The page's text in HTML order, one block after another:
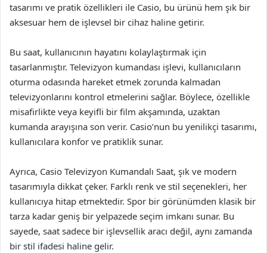
tasarımı ve pratik özellikleri ile Casio, bu ürünü hem şık bir
aksesuar hem de işlevsel bir cihaz haline getirir.
Bu saat, kullanıcının hayatını kolaylaştırmak için
tasarlanmıştır. Televizyon kumandası işlevi, kullanıcıların
oturma odasında hareket etmek zorunda kalmadan
televizyonlarını kontrol etmelerini sağlar. Böylece, özellikle
misafirlikte veya keyifli bir film akşamında, uzaktan
kumanda arayışına son verir. Casio’nun bu yenilikçi tasarımı,
kullanıcılara konfor ve pratiklik sunar.
Ayrıca, Casio Televizyon Kumandalı Saat, şık ve modern
tasarımıyla dikkat çeker. Farklı renk ve stil seçenekleri, her
kullanıcıya hitap etmektedir. Spor bir görünümden klasik bir
tarza kadar geniş bir yelpazede seçim imkanı sunar. Bu
sayede, saat sadece bir işlevsellik aracı değil, aynı zamanda
bir stil ifadesi haline gelir.